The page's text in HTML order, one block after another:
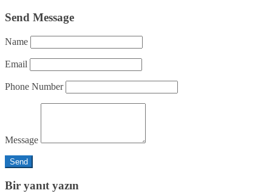
Send Message
Name
Email
Phone Number
Message
Bir yanıt yazın